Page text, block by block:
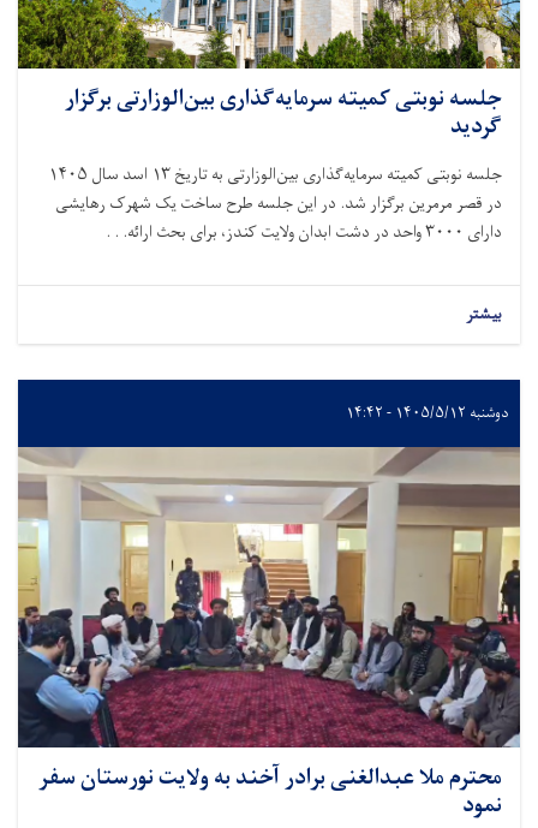
جلسه نوبتی کمیته سرمایه‌گذاری بین‌الوزارتی برگزار
گردید
جلسه نوبتی کمیته سرمایه‌گذاری بین‌الوزارتی به تاریخ۱۳ اسد سال ۱۴۰۵
در قصر مرمرین برگزار شد. در این جلسه طرح ساخت یک شهرک رهایشی
دارای ۳۰۰۰واحد در دشت ابدان ولایت کندز، برای بحث ارائه. . .
بیشتر
دوشنبه ۱۴۰۵/۵/۱۲ - ۱۴:۴۲
محترم ملا عبدالغنی برادر آخند به ولایت نورستان سفر
نمود